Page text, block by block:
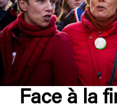
Face à la